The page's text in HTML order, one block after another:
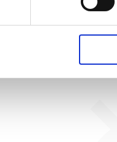
Tal fra erhvervsstyrelsens